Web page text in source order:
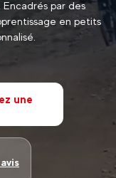
par des
en petits
une